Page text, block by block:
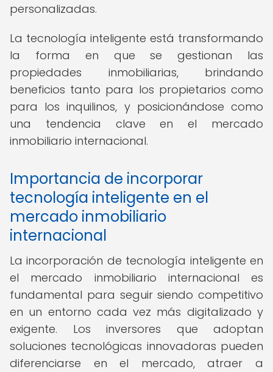
personalizadas.
La tecnología inteligente está transformando
la forma en que se gestionan las
propiedades inmobiliarias, brindando
beneficios tanto para los propietarios como
para los inquilinos, y posicionándose como
una tendencia clave en el mercado
inmobiliario internacional.
Importancia de incorporar
tecnología inteligente en el
mercado inmobiliario
internacional
La incorporación de tecnología inteligente en
el mercado inmobiliario internacional es
fundamental para seguir siendo competitivo
en un entorno cada vez más digitalizado y
exigente. Los inversores que adoptan
soluciones tecnológicas innovadoras pueden
diferenciarse en el mercado, atraer a